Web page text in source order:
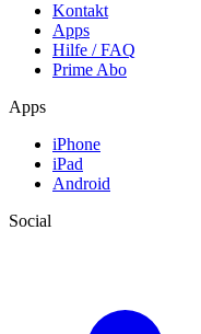
Kontakt
Apps
Hilfe / FAQ
Prime Abo
Apps
iPhone
iPad
Android
Social